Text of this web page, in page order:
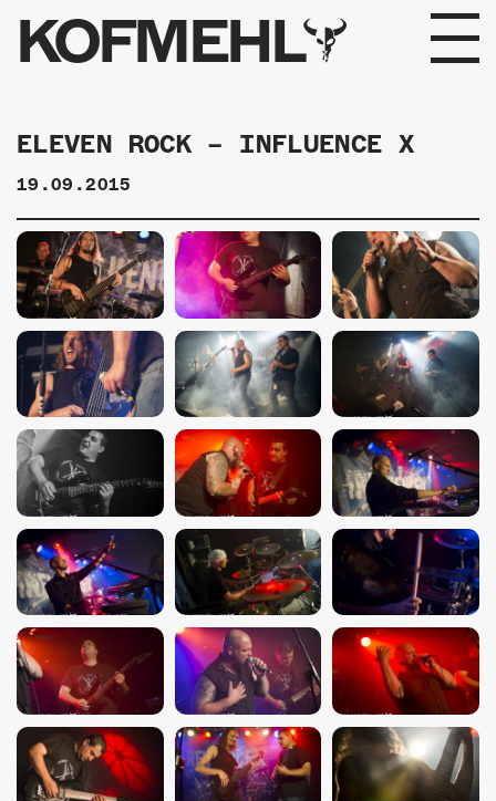
KOFMEHL
PROGRAMM
FABRIKGEFLÜSTER
GALERIE
FOTOGALERIE
PHOTOMAT
INFOS
KONTAKT
ÜBER UNS
GÖNNEREI
SHOP
MITMACHEN
ELEVEN ROCK – INFLUENCE X
19.09.2015